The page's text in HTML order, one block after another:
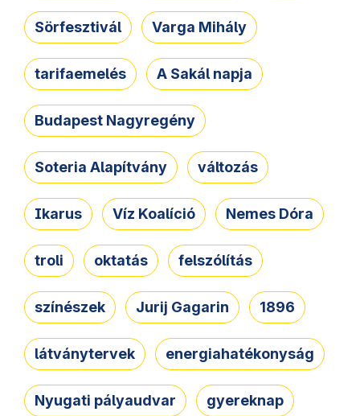
Sörfesztivál Varga Mihály
tarifaemelés A Sakál napja
Budapest Nagyregény
Soteria Alapítvány változás
Ikarus Víz Koalíció Nemes Dóra
troli oktatás felszólítás
színészek Jurij Gagarin 1896
látványtervek energiahatékonyság
Nyugati pályaudvar gyereknap